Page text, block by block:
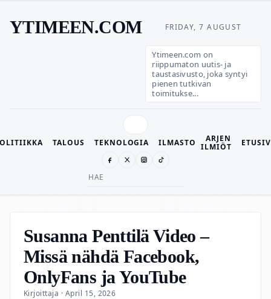
FRIDAY, 7 AUGUST
YTIMEEN.COM
Ytimeen.com on
riippumaton uutis- ja
taustasivusto, joka syntyi
pienen tutkivan
toimitukse...
TALOUS TEKNOLOGIA ILMASTO
ARJEN
ILMIÖT
Search
Susanna Penttilä Video –
Missä nähdä Facebook,
OnlyFans ja YouTube
Kirjoittaja · April 15, 2026